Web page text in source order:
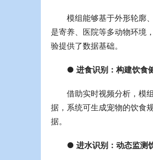
模组能够基于外形轮廓
是寄养、医院等多动物环境
验提供了数据基础。
● 进食识别：构建饮食
借助实时视频分析，模
据，系统可生成宠物的饮食
据。
● 进水识别：动态监测